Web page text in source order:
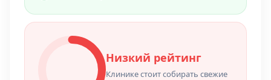
Низкий рейтинг
Клинике стоит собирать свежие